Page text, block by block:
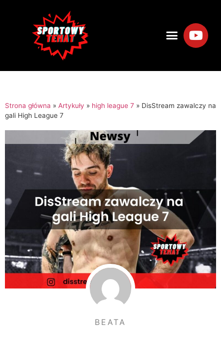
Strona główna » Artykuły » high league 7 » DisStream zawalczy na
gali High League 7
BEATA